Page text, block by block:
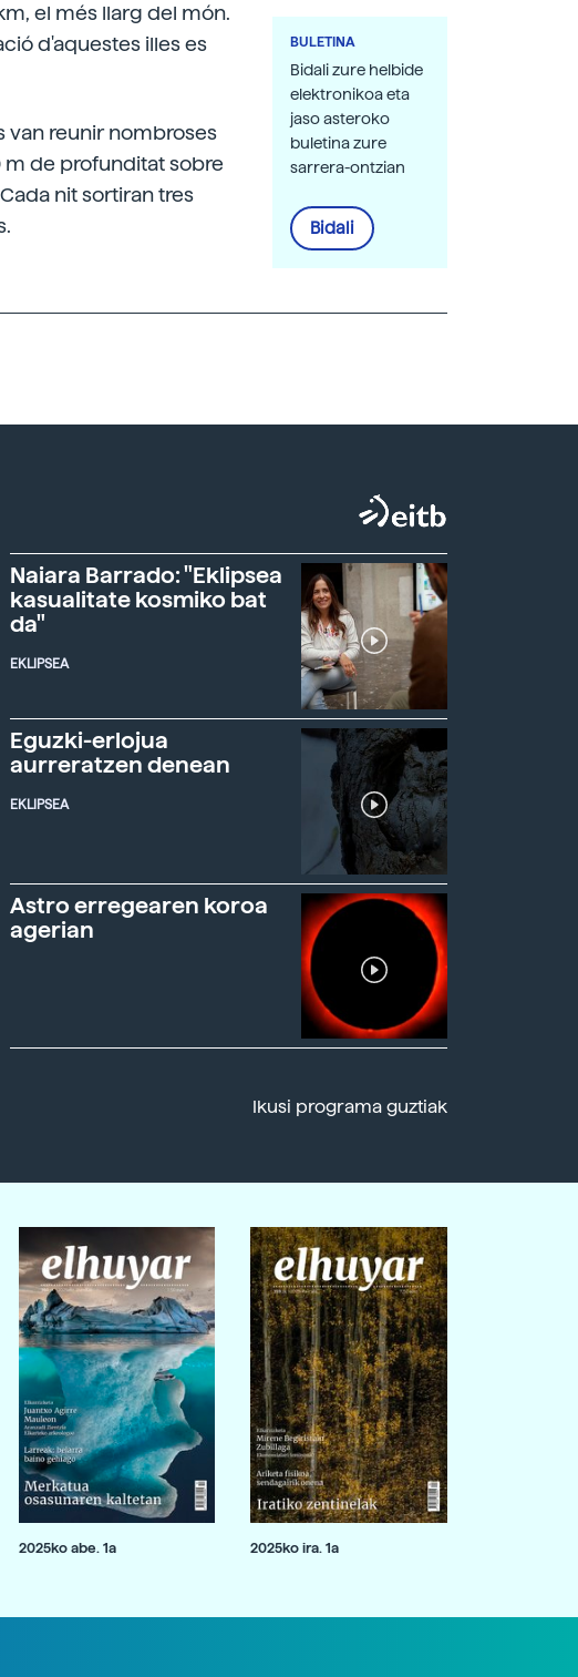
el més llarg del món.
d'aquestes illes es
van reunir nombroses
m de profunditat sobre
nit sortiran tres
BULETINA
Bidali zure helbide
elektronikoa eta
jaso asteroko
buletina zure
sarrera-ontzian
Bidali
Naiara Barrado: "Eklipsea
kasualitate kosmiko bat
da"
EKLIPSEA
Eguzki-erlojua
aurreratzen denean
EKLIPSEA
Astro erregearen koroa
agerian
Ikusi programa guztiak
2025ko abe. 1a 2025ko ira. 1a